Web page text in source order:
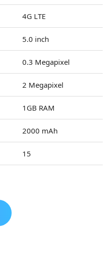
4G LTE
5.0 inch
0.3 Megapixel
2 Megapixel
1GB RAM
2000 mAh
15